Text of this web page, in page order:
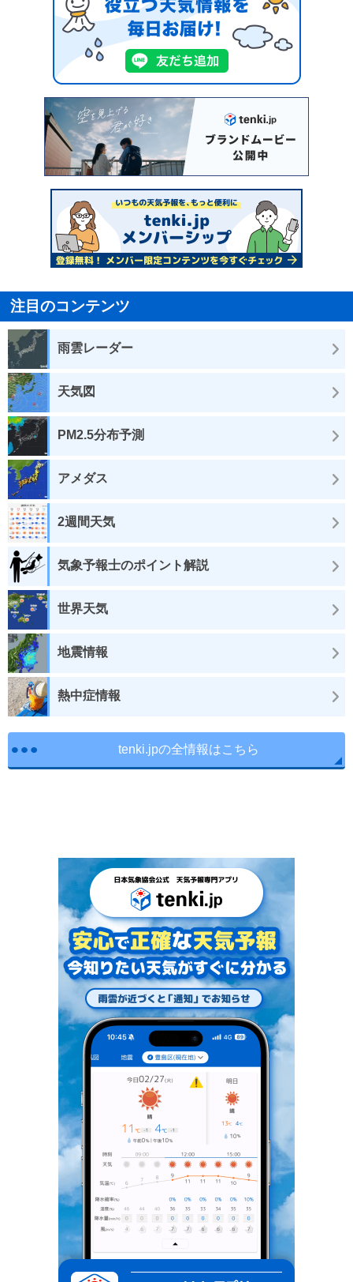
注目のコンテンツ
雨雲レーダー
天気図
PM2.5分布予測
アメダス
2週間天気
気象予報士のポイント解説
世界天気
地震情報
熱中症情報
tenki.jpの全情報はこちら